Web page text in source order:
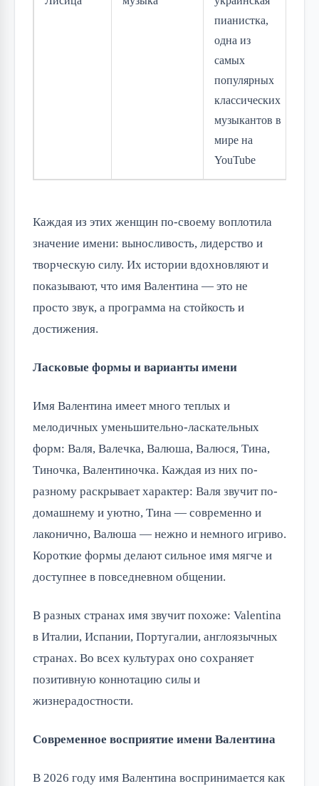
пианистка,
одна из
самых
популярных
классических
музыкантов в
мире на
YouTube
Каждая из этих женщин по-своему воплотила
значение имени: выносливость, лидерство и
творческую силу. Их истории вдохновляют и
показывают, что имя Валентина — это не
просто звук, а программа на стойкость и
достижения.
Ласковые формы и варианты имени
Имя Валентина имеет много теплых и
мелодичных уменьшительно-ласкательных
форм: Валя, Валечка, Валюша, Валюся, Тина,
Тиночка, Валентиночка. Каждая из них по-
разному раскрывает характер: Валя звучит по-
домашнему и уютно, Тина — современно и
лаконично, Валюша — нежно и немного игриво.
Короткие формы делают сильное имя мягче и
доступнее в повседневном общении.
В разных странах имя звучит похоже: Valentina
в Италии, Испании, Португалии, англоязычных
странах. Во всех культурах оно сохраняет
позитивную коннотацию силы и
жизнерадостности.
Современное восприятие имени Валентина
В 2026 году имя Валентина воспринимается как